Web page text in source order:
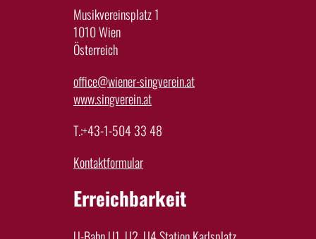
Musikvereinsplatz 1
1010 Wien
Österreich
office@wiener-singverein.at
www.singverein.at
T.:+43-1-504 33 48
Kontaktformular
Erreichbarkeit